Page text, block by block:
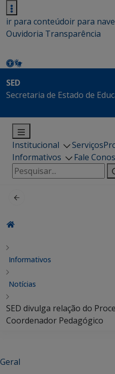
ir para conteúdoir para
Ouvidoria Transparência
SED
Secretaria de Estado de
Institucional Serviços
Informativos
Fale
Pesquisar
por:
Informativos
Notícias
SED divulga relação do
Coordenador Pedagógico
Geral